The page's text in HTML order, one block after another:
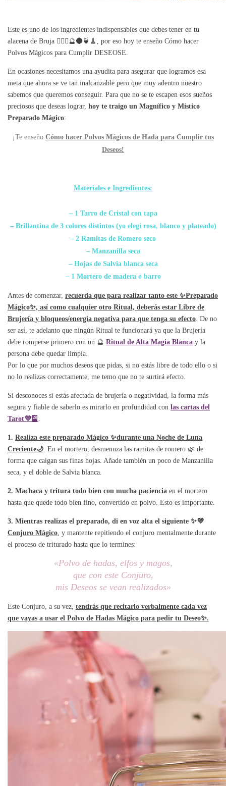
Este es uno de los ingredientes indispensables que debes tener en tu
alacena de Bruja 🧙🏼‍♀️🔮🌑🍵🧹, por eso hoy te enseño Cómo hacer
Polvos Mágicos para Cumplir DESEOSE.
En ocasiones necesitamos una ayudita para asegurar que logramos esa
meta que ahora se ve tan inalcanzable pero que muy adentro nuestro
sabemos que queremos conseguir. Para que no se te escapen esos sueños
preciosos que deseas lograr, hoy te traigo un Magnífico y Místico
Preparado Mágico:
¡Te enseño Cómo hacer Polvos Mágicos de Hada para Cumplir tus
Deseos!
Materiales e Ingredientes:
– 1 Tarro de Cristal con tapa
– Brillantina de 3 colores distintos (yo elegí rosa, blanco y plateado)
– 2 Ramitas de Romero seco
– Manzanilla seca
– Hojas de Salvia blanca seca
– 1 Mortero de madera o barro
Antes de comenzar, recuerda que para realizar tanto este ✨Preparado
Mágico✨, así como cualquier otro Ritual, deberás estar Libre de
Brujería y bloqueos/energía negativa para que tenga su efecto . De no
ser así, te adelanto que ningún Ritual te funcionará ya que la Brujería
debe romperse primero con un 🔮 Ritual de Alta Magia Blanca y la
persona debe quedar limpia.
Por lo que por muchos deseos que pidas, si no estás libre de todo ello o si
no lo realizas correctamente, me temo que no te surtirá efecto.
Si desconoces si estás afectada de brujería o negatividad, la forma más
segura y fiable de saberlo es mirarlo en profundidad con las cartas del
Tarot💜🎴
1. Realiza este preparado Mágico ✨durante una Noche de Luna
Creciente🌙 . En el mortero, desmenuza las ramitas de romero 🌿 de
forma que caigan sus finas hojas. Añade también un poco de Manzanilla
seca, y el doble de Salvia blanca.
2. Machaca y tritura todo bien con mucha paciencia en el mortero
hasta que quede todo bien fino, convertido en polvo. Esto es importante.
3. Mientras realizas el preparado, di en voz alta el siguiente ✨💜
Conjuro Mágico , y mantente repitiendo el conjuro mentalmente durante
el proceso de triturado hasta que lo termines:
«Polvo de hadas, elfos y magos,
que con este Conjuro,
mis Deseos se vean realizados»
Este Conjuro, a su vez, tendrás que recitarlo verbalmente cada vez
que vayas a usar el Polvo de Hadas Mágico para pedir tu Deseo✨.